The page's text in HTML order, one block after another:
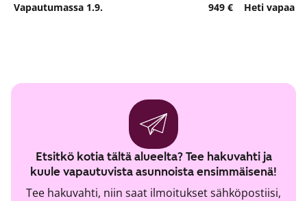
Vapautumassa 1.9.
949 € Heti vapaa
Etsitkö kotia tältä alueelta? Tee hakuvahti ja
kuule vapautuvista asunnoista ensimmäisenä!
Tee hakuvahti, niin saat ilmoitukset sähköpostiisi,